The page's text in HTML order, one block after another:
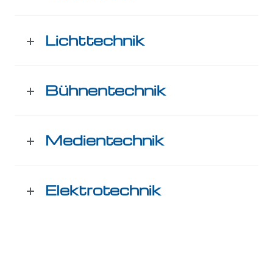
Lichttechnik
Bühnentechnik
Medientechnik
Elektrotechnik